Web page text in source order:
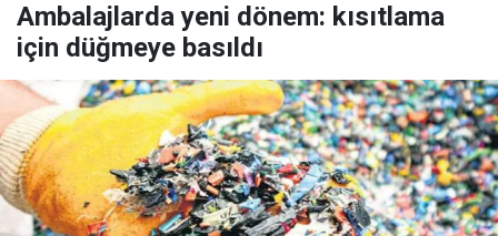
Ambalajlarda yeni dönem: kısıtlama
için düğmeye basıldı